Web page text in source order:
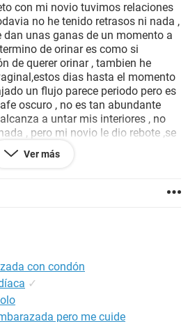
con mi novio tuvimos relaciones
no he tenido retrasos ni nada ,
dan unas ganas de un momento a
de orinar es como si
de querer orinar , tambien he
dias hasta el momento
un flujo parece periodo pero es
oscuro , no es tan abundante
a untar mis interiores , no
, pero mi novio le dio rebote ,se
dolor de cabeza
y el lo sentia , no que se que
Ver más
con condón
✓
pero me cuide